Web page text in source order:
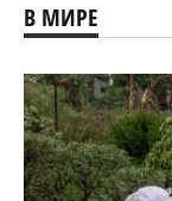
В МИРЕ